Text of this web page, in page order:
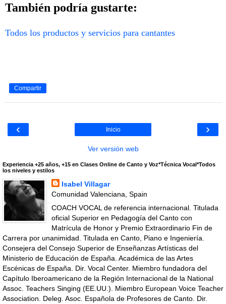
También podría gustarte:
Todos los productos y servicios para cantantes
Compartir
‹ ›
Inicio
Ver versión web
Experiencia +25 años, +15 en Clases Online de Canto y Voz*Técnica Vocal*Todos
los niveles y estilos
Isabel Villagar
Comunidad Valenciana, Spain
COACH VOCAL de referencia internacional. Titulada
oficial Superior en Pedagogía del Canto con
Matrícula de Honor y Premio Extraordinario Fin de
Carrera por unanimidad. Titulada en Canto, Piano e Ingeniería.
Consejera del Consejo Superior de Enseñanzas Artísticas del
Ministerio de Educación de España. Académica de las Artes
Escénicas de España. Dir. Vocal Center. Miembro fundadora del
Capítulo Iberoamericano de la Región Internacional de la National
Assoc. Teachers Singing (EE.UU.). Miembro European Voice Teacher
Association. Deleg. Asoc. Española de Profesores de Canto. Dir.